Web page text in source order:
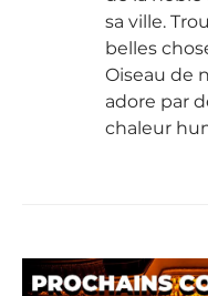
sa ville.
belles
Oiseau de
adore par
chaleur